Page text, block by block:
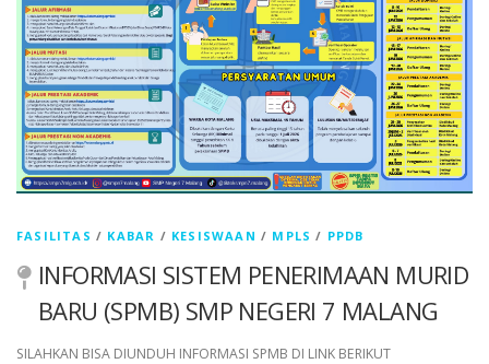
FASILITAS / KABAR / KESISWAAN / MPLS / PPDB
INFORMASI SISTEM PENERIMAAN MURID
BARU (SPMB) SMP NEGERI 7 MALANG
SILAHKAN BISA DIUNDUH INFORMASI SPMB DI LINK BERIKUT